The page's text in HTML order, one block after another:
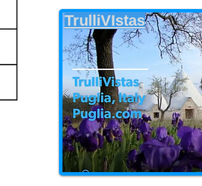
TrulliVIstas